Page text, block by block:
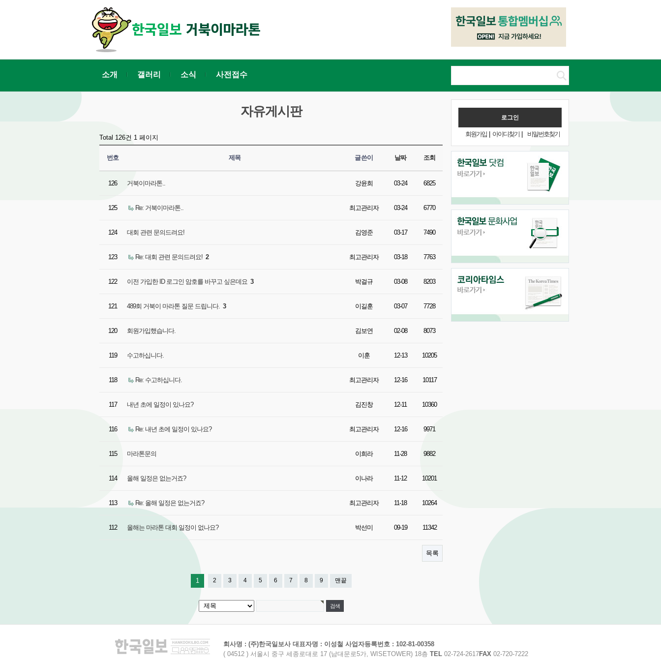
소개 갤러리 소식 사전접수
회원가입| 아이디찾기 비밀번호찾기
자유게시판
Total 126건 1 페이지
번호 제목 글쓴이 날짜 조회
126 거북이마라톤.. 강윤희 03-24 6825
125 Re: 거북이마라톤.. 최고관리자 03-24 6770
124 대회 관련 문의드려요! 김영준 03-17 7490
123 Re: 대회 관련 문의드려요! 2 최고관리자 03-18 7763
122 이전 가입한 ID 로그인 암호를 바꾸고 싶은데요 3 박걸규 03-08 8203
121 489회 거북이 마라톤 질문 드립니다. 3 이길훈 03-07 7728
120 회원가입했습니다. 김보연 02-08 8073
119 수고하십니다. 이훈 12-13 10205
118 Re: 수고하십니다. 최고관리자 12-16 10117
117 내년 초에 일정이 있나요? 김진창 12-11 10360
116 Re: 내년 초에 일정이 있나요? 최고관리자 12-16 9971
115 마라톤문의 이희라 11-28 9882
114 올해 일정은 없는거죠? 이나라 11-12 10201
113 Re: 올해 일정은 없는거죠? 최고관리자 11-18 10264
112 올해는 마라톤 대회 일정이 없나요? 박선미 09-19 11342
목록
1 2 3 4 5 6 7 8 9 맨끝
회사명 : (주)한국일보사 대표자명 : 이성철 사업자등록번호 : 102-81-00358
( 04512 ) 서울시 중구 세종로대로 17 (남대문로5가, WISETOWER) 18층 TEL 02-724-2617FAX 02-720-7222